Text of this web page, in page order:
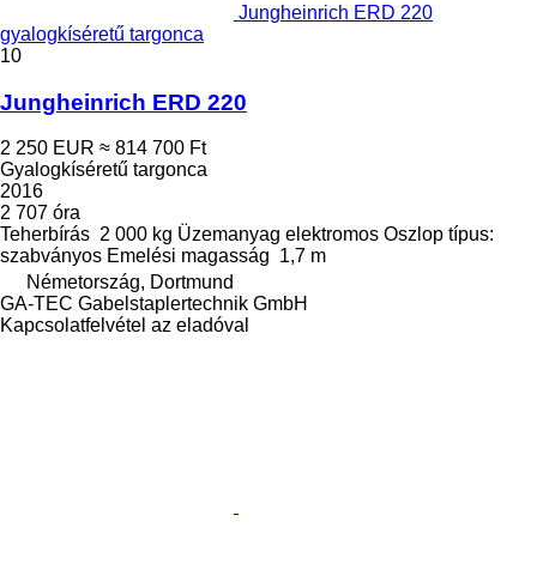
Jungheinrich ERD 220
gyalogkíséretű targonca
10
Jungheinrich ERD 220
2 250 EUR ≈ 814 700 Ft
Gyalogkíséretű targonca
2016
2 707 óra
Teherbírás 2 000 kg Üzemanyag elektromos Oszlop típus:
szabványos Emelési magasság 1,7 m
Németország, Dortmund
GA-TEC Gabelstaplertechnik GmbH
Kapcsolatfelvétel az eladóval